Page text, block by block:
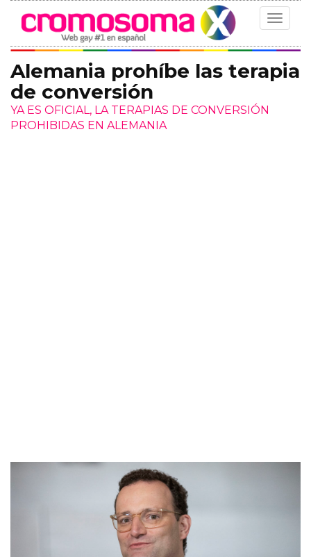
Toggle
Alemania prohíbe las terapia
de conversión
YA ES OFICIAL, LA TERAPIAS DE CONVERSIÓN
PROHIBIDAS EN ALEMANIA